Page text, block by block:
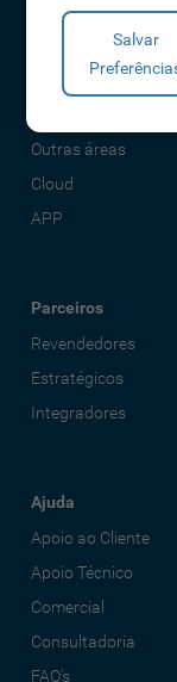
Torniquetes
Parques Auto
Rondas e Serviços
Outras áreas
Cloud
APP
Parceiros
Revendedores
Estratégicos
Integradores
Ajuda
Apoio ao Cliente
Apoio Técnico
Comercial
Consultadoria
FAQ's
Salvar